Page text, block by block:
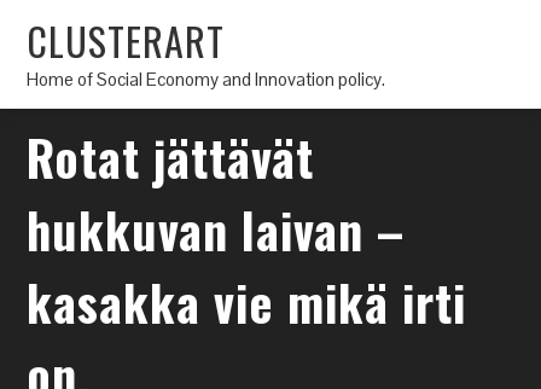
CLUSTERART
Home of Social Economy and Innovation policy.
Rotat jättävät
hukkuvan laivan –
kasakka vie mikä irti
on.